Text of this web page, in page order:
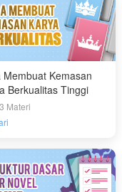
Membuat Kemasan
Berkualitas Tinggi
Materi